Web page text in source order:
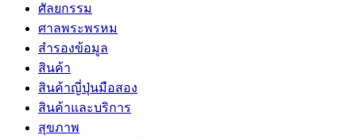
ศัลยกรรม
ศาลพระพรหม
สำรองข้อมูล
สินค้า
สินค้าญี่ปุ่นมือสอง
สินค้าและบริการ
สุขภาพ